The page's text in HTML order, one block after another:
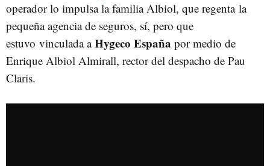
operador lo impulsa la familia Albiol, que regenta la
pequeña agencia de seguros, sí, pero que
estuvo vinculada aHygeco España por medio de
Enrique Albiol Almirall, rector del despacho de Pau
Claris.